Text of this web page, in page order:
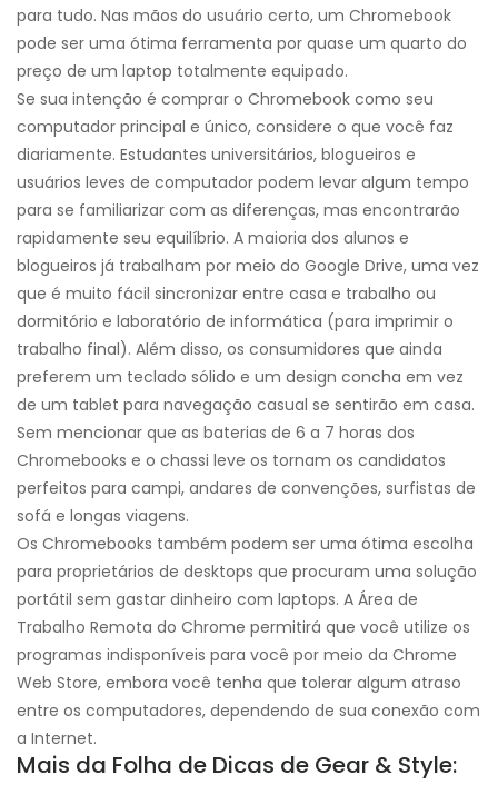
para tudo. Nas mãos do usuário certo, um Chromebook
pode ser uma ótima ferramenta por quase um quarto do
preço de um laptop totalmente equipado.
Se sua intenção é comprar o Chromebook como seu
computador principal e único, considere o que você faz
diariamente. Estudantes universitários, blogueiros e
usuários leves de computador podem levar algum tempo
para se familiarizar com as diferenças, mas encontrarão
rapidamente seu equilíbrio. A maioria dos alunos e
blogueiros já trabalham por meio do Google Drive, uma vez
que é muito fácil sincronizar entre casa e trabalho ou
dormitório e laboratório de informática (para imprimir o
trabalho final). Além disso, os consumidores que ainda
preferem um teclado sólido e um design concha em vez
de um tablet para navegação casual se sentirão em casa.
Sem mencionar que as baterias de 6 a 7 horas dos
Chromebooks e o chassi leve os tornam os candidatos
perfeitos para campi, andares de convenções, surfistas de
sofá e longas viagens.
Os Chromebooks também podem ser uma ótima escolha
para proprietários de desktops que procuram uma solução
portátil sem gastar dinheiro com laptops. A Área de
Trabalho Remota do Chrome permitirá que você utilize os
programas indisponíveis para você por meio da Chrome
Web Store, embora você tenha que tolerar algum atraso
entre os computadores, dependendo de sua conexão com
a Internet.
Mais da Folha de Dicas de Gear & Style: